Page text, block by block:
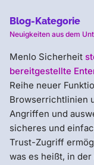
Blog-Kategorie
Neuigkeiten aus dem
Menlo Sicherheit
bereitgestellte
Reihe neuer
Browserrichtlinien
Angriffen und
sicheres und
Trust-Zugriff
was es heißt, in